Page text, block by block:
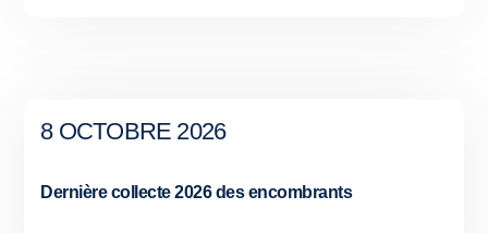
8 OCTOBRE 2026
Dernière collecte 2026 des encombrants